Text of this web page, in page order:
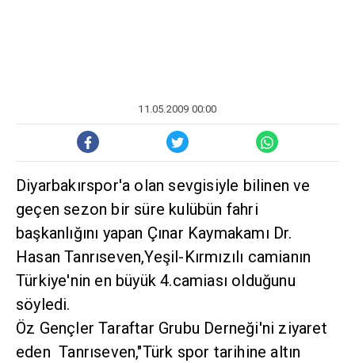
11.05.2009 00:00
Diyarbakırspor'a olan sevgisiyle bilinen ve
geçen sezon bir süre kulübün fahri
başkanlığını yapan Çınar Kaymakamı Dr.
Hasan Tanrıseven,Yeşil-Kırmızılı camianın
Türkiye'nin en büyük 4.camiası olduğunu
söyledi.
Öz Gençler Taraftar Grubu Derneği'ni ziyaret
eden Tanrıseven,"Türk spor tarihine altın